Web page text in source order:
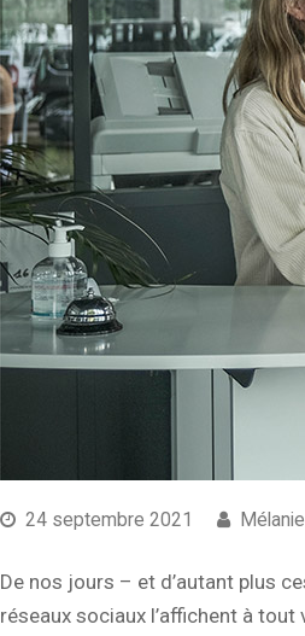
24 septembre 2021
De nos jours – et d’autant plus
réseaux sociaux l’affichent à